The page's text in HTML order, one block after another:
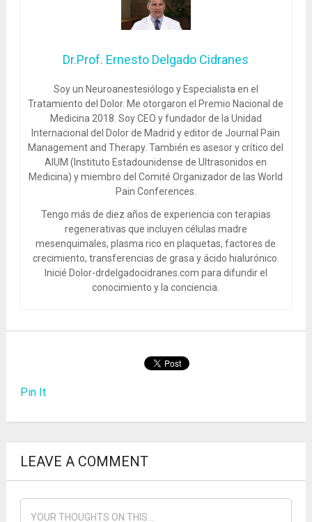
Dr.Prof. Ernesto Delgado Cidranes
Soy un Neuroanestesiólogo y Especialista en el
Tratamiento del Dolor. Me otorgaron el Premio Nacional de
Medicina 2018. Soy CEO y fundador de la Unidad
Internacional del Dolor de Madrid y editor de Journal Pain
Management and Therapy. También es asesor y crítico del
AIUM (Instituto Estadounidense de Ultrasonidos en
Medicina) y miembro del Comité Organizador de las World
Pain Conferences.
Tengo más de diez años de experiencia con terapias
regenerativas que incluyen células madre
mesenquimales, plasma rico en plaquetas, factores de
crecimiento, transferencias de grasa y ácido hialurónico.
Inicié Dolor-drdelgadocidranes.com para difundir el
conocimiento y la conciencia.
Pin It
LEAVE A COMMENT